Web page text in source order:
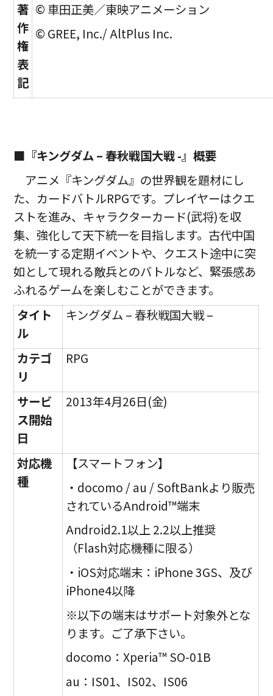
著
作
権
表
記
© 車田正美／東映アニメーション
© GREE, Inc./ AltPlus Inc.
■『キングダム – 春秋戦国大戦 -』概要
アニメ『キングダム』の世界観を題材にし
た、カードバトルRPGです。プレイヤーはクエ
ストを進み、キャラクターカード(武将)を収
集、強化して天下統一を目指します。古代中国
を統一する定期イベントや、クエスト途中に突
如として現れる敵兵とのバトルなど、緊張感あ
ふれるゲームを楽しむことができます。
タイト
ル
キングダム – 春秋戦国大戦 –
カテゴ
リ
RPG
サービ
ス開始
日
2013年4月26日(金)
対応機
種
【スマートフォン】
・docomo / au / SoftBankより販売
されているAndroid™端末
Android2.1以上 2.2以上推奨
（Flash対応機種に限る）
・iOS対応端末：iPhone 3GS、及び
iPhone4以降
※以下の端末はサポート対象外とな
ります。ご了承下さい。
docomo：Xperia™ SO-01B
au：IS01、IS02、IS06